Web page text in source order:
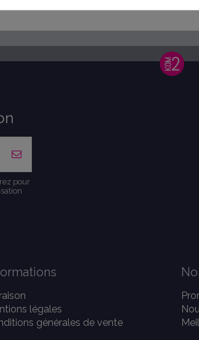
pour
légales
générales de vente